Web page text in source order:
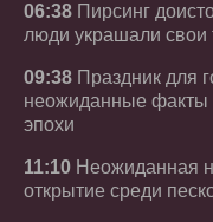
06:38 Пирсинг
люди украшали свои
09:38 Праздник для
неожиданные факты
эпохи
11:10 Неожиданная
открытие среди